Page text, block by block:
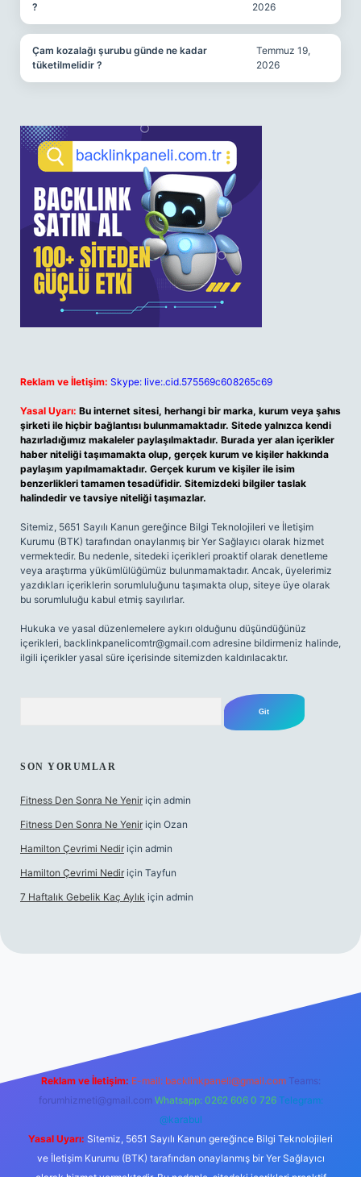
?
2026
Çam kozalağı şurubu günde ne kadar
tüketilmelidir ?
Temmuz 19,
2026
Reklam ve İletişim: Skype: live:.cid.575569c608265c69
Yasal Uyarı: Bu internet sitesi, herhangi bir marka, kurum veya şahıs
şirketi ile hiçbir bağlantısı bulunmamaktadır. Sitede yalnızca kendi
hazırladığımız makaleler paylaşılmaktadır. Burada yer alan içerikler
haber niteliği taşımamakta olup, gerçek kurum ve kişiler hakkında
paylaşım yapılmamaktadır. Gerçek kurum ve kişiler ile isim
benzerlikleri tamamen tesadüfidir. Sitemizdeki bilgiler taslak
halindedir ve tavsiye niteliği taşımazlar.
Sitemiz, 5651 Sayılı Kanun gereğince Bilgi Teknolojileri ve İletişim
Kurumu (BTK) tarafından onaylanmış bir Yer Sağlayıcı olarak hizmet
vermektedir. Bu nedenle, sitedeki içerikleri proaktif olarak denetleme
veya araştırma yükümlülüğümüz bulunmamaktadır. Ancak, üyelerimiz
yazdıkları içeriklerin sorumluluğunu taşımakta olup, siteye üye olarak
bu sorumluluğu kabul etmiş sayılırlar.
Hukuka ve yasal düzenlemelere aykırı olduğunu düşündüğünüz
içerikleri, backlinkpanelicomtr@gmail.com adresine bildirmeniz halinde,
ilgili içerikler yasal süre içerisinde sitemizden kaldırılacaktır.
SON YORUMLAR
Fitness Den Sonra Ne Yenir için admin
Fitness Den Sonra Ne Yenir için Ozan
Hamilton Çevrimi Nedir için admin
Hamilton Çevrimi Nedir için Tayfun
7 Haftalık Gebelik Kaç Aylık için admin
Reklam ve İletişim: E-mail: backlinkpaneli@gmail.com Teams:
forumhizmeti@gmail.com Whatsapp: 0262 606 0 726 Telegram:
@karabul
Yasal Uyarı: Sitemiz, 5651 Sayılı Kanun gereğince Bilgi Teknolojileri
ve İletişim Kurumu (BTK) tarafından onaylanmış bir Yer Sağlayıcı